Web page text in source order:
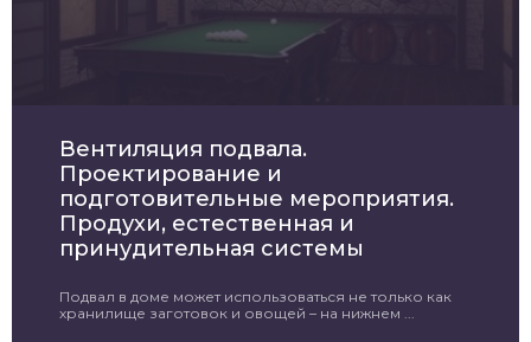
Вентиляция подвала.
Проектирование и
подготовительные мероприятия.
Продухи, естественная и
принудительная системы
Подвал в доме может использоваться не только как
хранилище заготовок и овощей – на нижнем ...